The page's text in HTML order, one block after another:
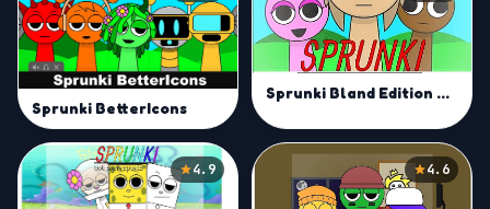
Sprunki BetterIcons
Sprunki Bland Edition Mod
4.9 4.6